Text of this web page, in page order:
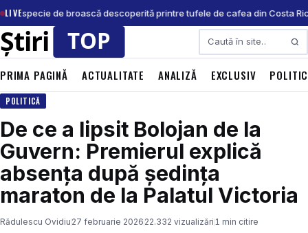
LIVEspecie de broască descoperită printre tufele de cafea din Costa
Caută
PRIMA PAGINĂ ACTUALITATE ANALIZĂ EXCLUSIV
POLITICĂ
De ce a lipsit Bolojan de la
Guvern: Premierul explică
absența după ședința
maraton de la Palatul Victoria
Rădulescu Ovidiu 27 februarie 2026 22.332 vizualizări 1 min citire